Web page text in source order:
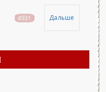
4931 Дальше